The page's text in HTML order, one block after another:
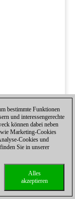
bestimmte Funktionen
und interessengerechte
können dabei neben
Marketing-Cookies
Cookies und
Sie in unserer
Alles
akzeptieren